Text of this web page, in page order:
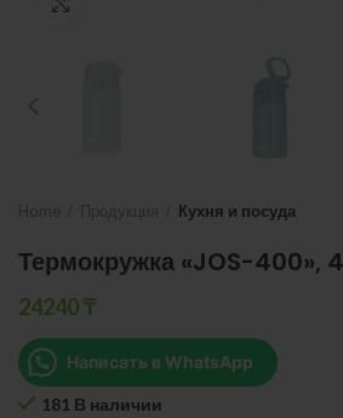
Кухня и посуда
Термокружка «JOS-400»,
24240₸
Написать в WhatsApp
181 В наличии